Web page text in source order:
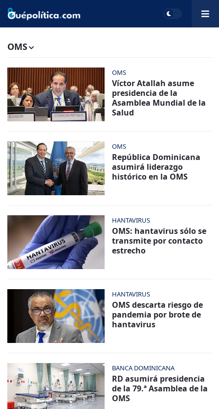
OMS
OMS
Víctor Atallah asume
presidencia de la
Asamblea Mundial de la
Salud
OMS
República Dominicana
asumirá liderazgo
histórico en la OMS
HANTAVIRUS
OMS: hantavirus sólo se
transmite por contacto
estrecho
HANTAVIRUS
OMS descarta riesgo de
pandemia por brote de
hantavirus
BANCA DOMINICANA
RD asumirá presidencia
de la 79.ª Asamblea de la
OMS